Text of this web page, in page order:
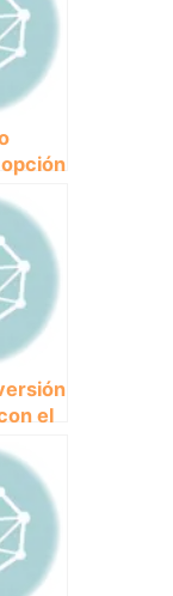
la
de
el
de